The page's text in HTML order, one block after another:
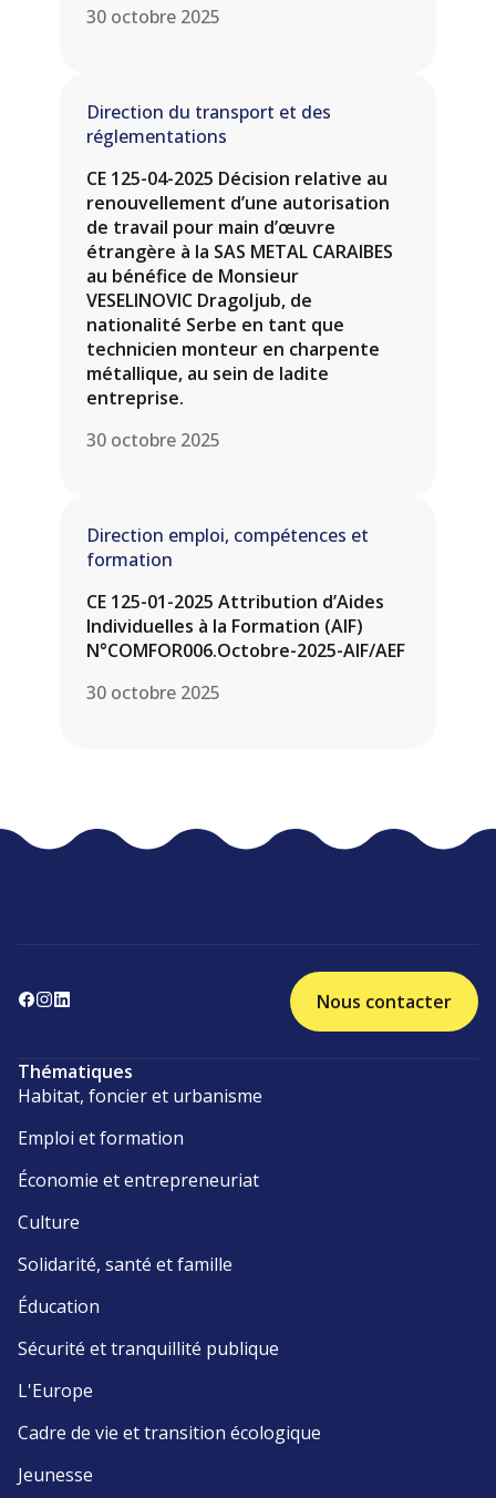
30 octobre 2025
Direction du transport et des
réglementations
CE 125-04-2025 Décision relative au
renouvellement d’une autorisation
de travail pour main d’œuvre
étrangère à la SAS METAL CARAIBES
au bénéfice de Monsieur
VESELINOVIC Dragoljub, de
nationalité Serbe en tant que
technicien monteur en charpente
métallique, au sein de ladite
entreprise.
30 octobre 2025
Direction emploi, compétences et
formation
CE 125-01-2025 Attribution d’Aides
Individuelles à la Formation (AIF)
N°COMFOR006.Octobre-2025-AIF/AEF
30 octobre 2025
Nous contacter
Thématiques
Habitat, foncier et urbanisme
Emploi et formation
Économie et entrepreneuriat
Culture
Solidarité, santé et famille
Éducation
Sécurité et tranquillité publique
L'Europe
Cadre de vie et transition écologique
Jeunesse